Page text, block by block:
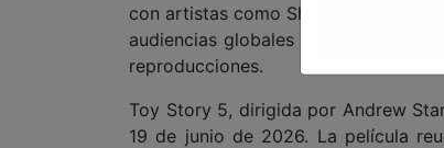
con artistas como Shakira,
audiencias globales con su estilo
reproducciones.
Toy Story 5, dirigida por Andrew
19 de junio de 2026. La película